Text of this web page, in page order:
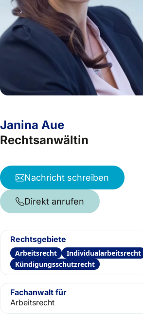
Janina Aue
Rechtsanwältin
Nachricht schreiben
Direkt anrufen
Rechtsgebiete
Arbeitsrecht
Individualarbeitsrecht
Kündigungsschutzrecht
Fachanwalt für
Arbeitsrecht